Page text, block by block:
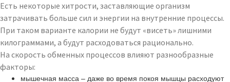
Есть некоторые хитрости, заставляющие организм
затрачивать больше сил и энергии на внутренние процессы.
При таком варианте калории не будут «висеть» лишними
килограммами, а будут расходоваться рационально.
На скорость обменных процессов влияют разнообразные
факторы:
мышечная масса – даже во время покоя мышцы расходуют